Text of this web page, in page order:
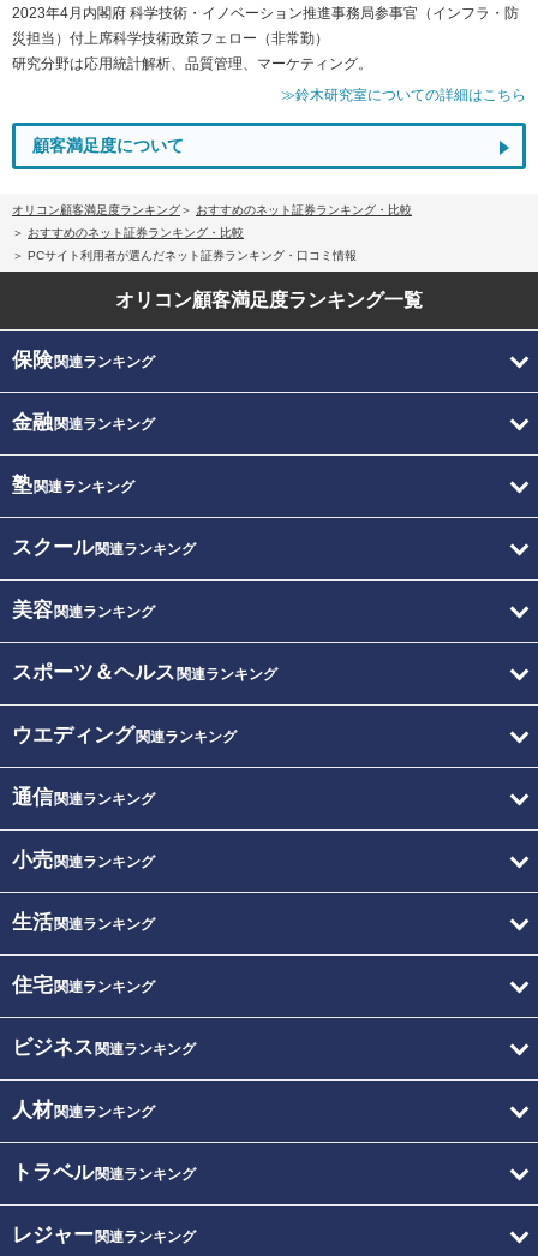
2023年4月内閣府 科学技術・イノベーション推進事務局参事官（インフラ・防
災担当）付上席科学技術政策フェロー（非常勤）
研究分野は応用統計解析、品質管理、マーケティング。
≫鈴木研究室についての詳細はこちら
顧客満足度について
オリコン顧客満足度ランキング
おすすめのネット証券ランキング・比較
おすすめのネット証券ランキング・比較
PCサイト利用者が選んだネット証券ランキング・口コミ情報
オリコン顧客満足度ランキング一覧
保険関連ランキング
金融関連ランキング
塾関連ランキング
スクール関連ランキング
美容関連ランキング
スポーツ＆ヘルス 関連ランキング
ウエディング関連ランキング
通信関連ランキング
小売関連ランキング
生活関連ランキング
住宅関連ランキング
ビジネス 関連ランキング
人材関連ランキング
トラベル関連ランキング
レジャー関連ランキング